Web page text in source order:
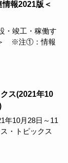
報2021版＜
・竣工・稼働す
＞ ※注①：情報
ス(2021年10
年10月28日～11
・トピックス